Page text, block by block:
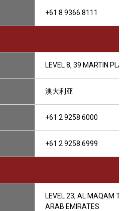
+61 8 9366 8111
LEVEL 8, 39 MARTIN PLACE,
澳大利亚
+61 2 9258 6000
+61 2 9258 6999
LEVEL 23, AL MAQAM
ARAB EMIRATES